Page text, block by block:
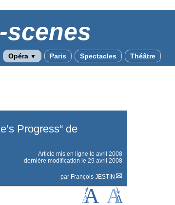
scenes
Opéra ▼ Paris Spectacles Théâtre
Progress“ de
Article mis en ligne le avril 2008
dernière modification le 29 avril 2008
par François JESTIN